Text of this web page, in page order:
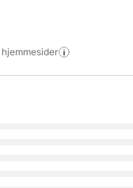
hjemmesider